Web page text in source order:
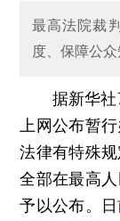
最高法院裁
度、保障公
据新华社7
上网公布暂
法律有特殊
全部在最高
予以公布。